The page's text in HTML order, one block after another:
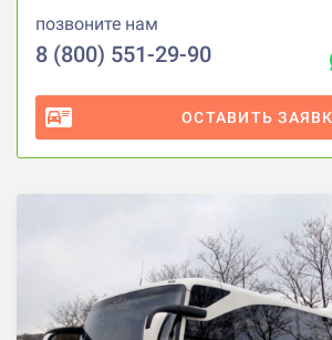
позвоните нам
8 (800) 551-29-90
ОСТАВИТЬ